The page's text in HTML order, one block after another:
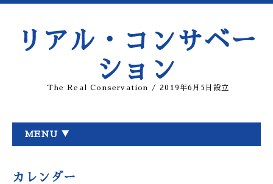
リアル・コンサベー
ション
The Real Conservation / 2019年6月5日設立
MENU ▼
カレンダー